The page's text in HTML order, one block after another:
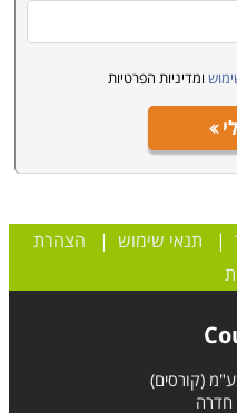
ומדיניות הפרטיות
| תנאי שימוש | הצהרת